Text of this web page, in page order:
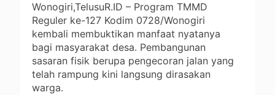
Wonogiri,TelusuR.ID – Program TMMD
Reguler ke-127 Kodim 0728/Wonogiri
kembali membuktikan manfaat nyatanya
bagi masyarakat desa. Pembangunan
sasaran fisik berupa pengecoran jalan yang
telah rampung kini langsung dirasakan
warga.